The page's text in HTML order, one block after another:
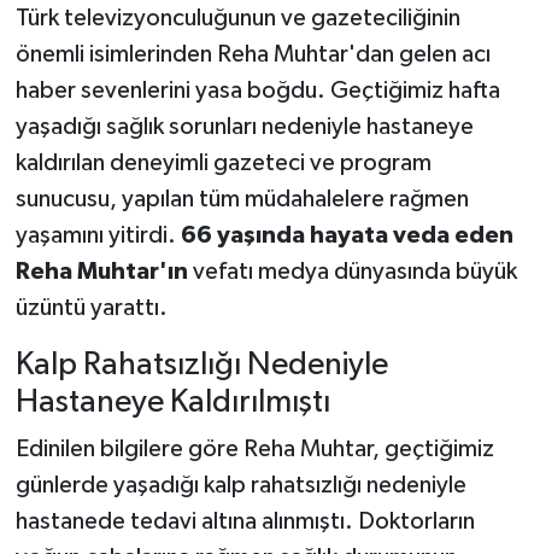
Türk televizyonculuğunun ve gazeteciliğinin
önemli isimlerinden Reha Muhtar'dan gelen acı
haber sevenlerini yasa boğdu. Geçtiğimiz hafta
yaşadığı sağlık sorunları nedeniyle hastaneye
kaldırılan deneyimli gazeteci ve program
sunucusu, yapılan tüm müdahalelere rağmen
yaşamını yitirdi. 66 yaşında hayata veda eden
Reha Muhtar'ın vefatı medya dünyasında büyük
üzüntü yarattı.
Kalp Rahatsızlığı Nedeniyle
Hastaneye Kaldırılmıştı
Edinilen bilgilere göre Reha Muhtar, geçtiğimiz
günlerde yaşadığı kalp rahatsızlığı nedeniyle
hastanede tedavi altına alınmıştı. Doktorların